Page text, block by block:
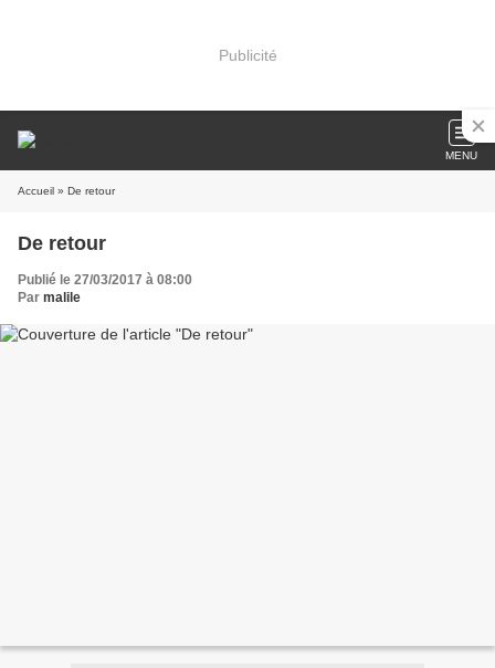
Publicité
MENU
Accueil » De retour
De retour
Publié le 27/03/2017 à 08:00
Par malile